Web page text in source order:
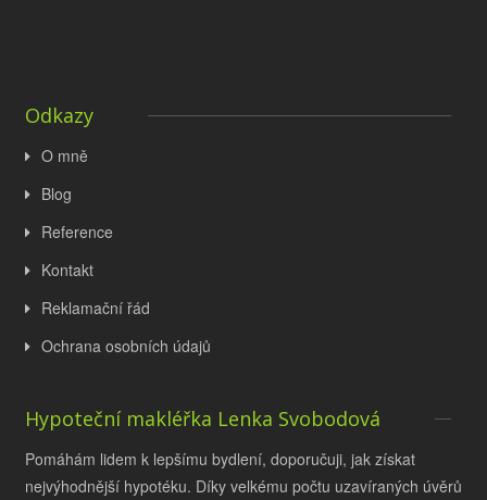
Odkazy
O mně
Blog
Reference
Kontakt
Reklamační řád
Ochrana osobních údajů
Hypoteční makléřka Lenka Svobodová
Pomáhám lidem k lepšímu bydlení, doporučuji, jak získat
nejvýhodnější hypotéku. Díky velkému počtu uzavíraných úvěrů